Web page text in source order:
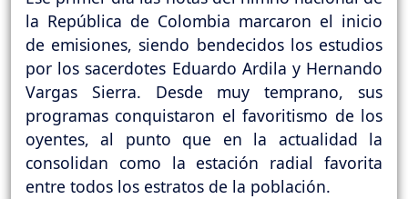
la República de Colombia marcaron el inicio
de emisiones, siendo bendecidos los estudios
por los sacerdotes Eduardo Ardila y Hernando
Vargas Sierra. Desde muy temprano, sus
programas conquistaron el favoritismo de los
oyentes, al punto que en la actualidad la
consolidan como la estación radial favorita
entre todos los estratos de la población.